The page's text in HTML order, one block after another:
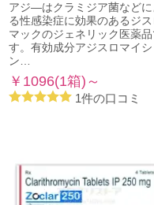
アジ―はクラミジア菌などに
る性感染症に効果のあるジス
マックのジェネリック医薬
す。有効成分アジスロマイシ
ン…
￥1096(1箱)～
1件の口コミ